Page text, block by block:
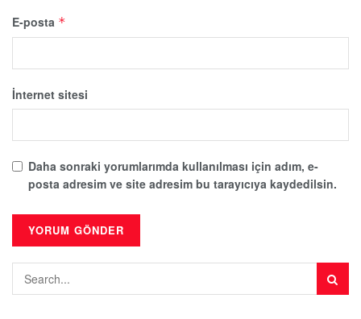
E-posta *
İnternet sitesi
Daha sonraki yorumlarımda kullanılması için adım, e-
posta adresim ve site adresim bu tarayıcıya kaydedilsin.